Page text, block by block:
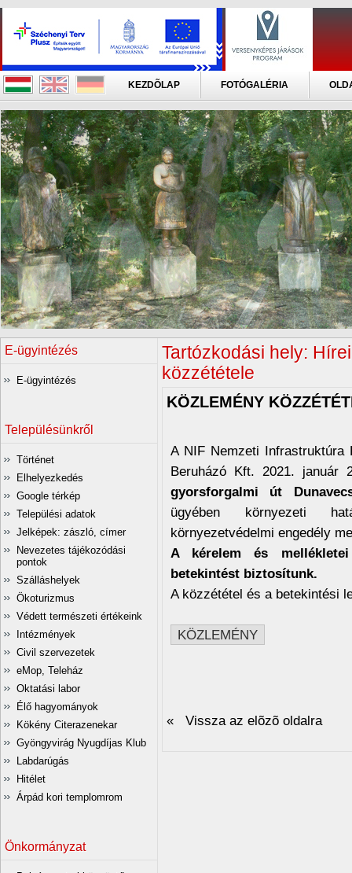
KEZDÕLAP FOTÓGALÉRIA
E-ügyintézés
E-ügyintézés
Településünkről
Történet
Elhelyezkedés
Google térkép
Települési adatok
Jelképek: zászló, címer
Nevezetes tájékozódási
pontok
Szálláshelyek
Ökoturizmus
Védett természeti értékeink
Intézmények
Civil szervezetek
eMop, Teleház
Oktatási labor
Élő hagyományok
Kökény Citerazenekar
Gyöngyvirág Nyugdíjas Klub
Labdarúgás
Hitélet
Árpád kori templomrom
Önkormányzat
Tartózkodási hely:
közzététele
KÖZLEMÉNY
A NIF Nemzeti Infrastruktúra
Beruházó Kft. 2021. január
gyorsforgalmi út
ügyében környezeti
környezetvédelmi engedély
A kérelem és mellékletei
betekintést biztosítunk.
A közzététel és a betekintési
KÖZLEMÉNY
« Vissza az elõzõ oldalra